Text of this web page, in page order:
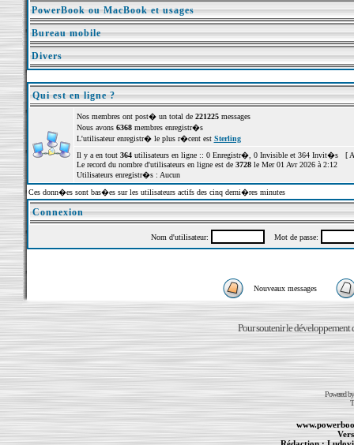
PowerBook ou MacBook et usages
Bureau mobile
Divers
Qui est en ligne ?
Nos membres ont post� un total de 221225messages
Nous avons 6368membres enregistr�s
L'utilisateur enregistr� le plus r�cent est Sterling
Il y a en tout 364utilisateurs en ligne :: 0 Enregistr�, 0 Invisible et 364 Invit�s [
Le record du nombre d'utilisateurs en ligne est de 3728le Mer 01 Avr 2026 à 2:12
Utilisateurs enregistr�s : Aucun
Ces donn�es sont bas�es sur les utilisateurs actifs des cinq derni�res minutes
Connexion
Nom d'utilisateur: Mot de passe:
Nouveaux messages
Pour soutenir le développement
Powered